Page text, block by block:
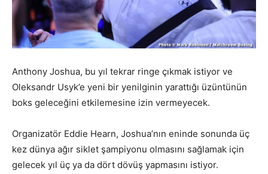
Anthony Joshua, bu yıl tekrar ringe çıkmak istiyor ve
Oleksandr Usyk’e yeni bir yenilginin yarattığı üzüntünün
boks geleceğini etkilemesine izin vermeyecek.
Organizatör Eddie Hearn, Joshua’nın eninde sonunda üç
kez dünya ağır siklet şampiyonu olmasını sağlamak için
gelecek yıl üç ya da dört dövüş yapmasını istiyor.